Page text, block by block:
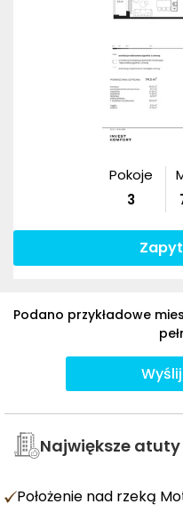
Pokoje
3
Podano przykładowe
Największe
Położenie nad rzeką